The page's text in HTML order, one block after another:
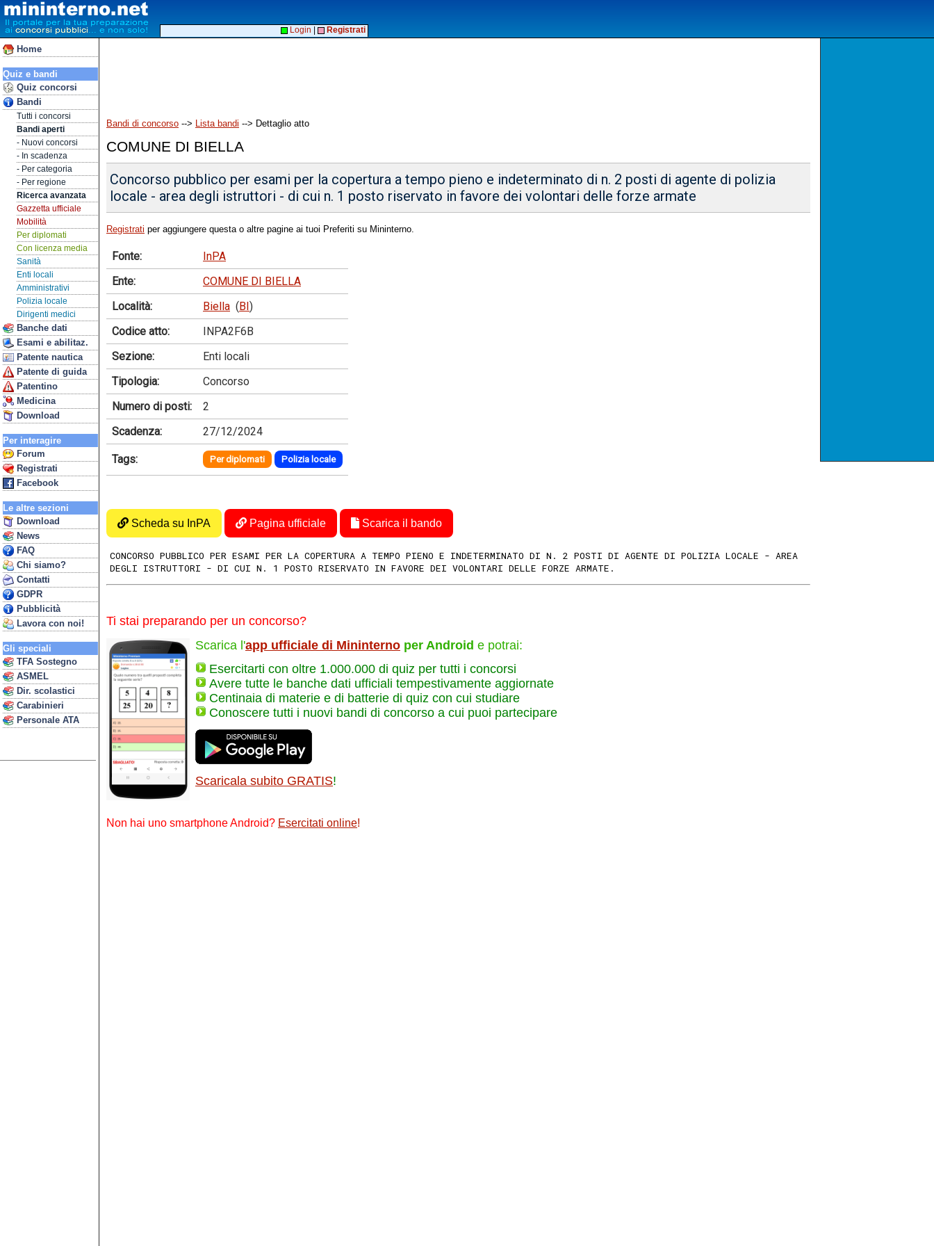
Home
Quiz e bandi
Quiz concorsi
Bandi
Tutti i concorsi
Bandi aperti
- Nuovi concorsi
- In scadenza
- Per categoria
- Per regione
Ricerca avanzata
Gazzetta ufficiale
Mobilità
Per diplomati
Con licenza media
Sanità
Enti locali
Amministrativi
Polizia locale
Dirigenti medici
Banche dati
Esami e abilitaz.
Patente nautica
Patente di guida
Patentino
Medicina
Download
Per interagire
Forum
Registrati
Facebook
Le altre sezioni
Download
News
FAQ
Chi siamo?
Contatti
GDPR
Pubblicità
Lavora con noi!
Gli speciali
TFA Sostegno
ASMEL
Dir. scolastici
Carabinieri
Personale ATA
Login Registrati
Bandi di concorso --> Lista bandi --> Dettaglio atto
COMUNE DI BIELLA
Concorso pubblico per esami per la copertura a tempo pieno e indeterminato di n. 2 posti di agente di polizia
locale - area degli istruttori - di cui n. 1 posto riservato in favore dei volontari delle forze armate
Registrati per aggiungere questa o altre pagine ai tuoi Preferiti su Mininterno.
Fonte:
InPA
Ente:
COMUNE DI BIELLA
Località:
Biella (BI)
Codice atto:
INPA2F6B
Sezione:
Enti locali
Tipologia:
Concorso
Numero di posti:
2
Scadenza:
27/12/2024
Tags: Per diplomati Polizia locale
Scheda su InPA Pagina ufficiale Scarica il bando
CONCORSO PUBBLICO PER ESAMI PER LA COPERTURA A TEMPO PIENO E INDETERMINATO DI N. 2 POSTI DI AGENTE DI POLIZIA LOCALE - AREA
DEGLI ISTRUTTORI - DI CUI N. 1 POSTO RISERVATO IN FAVORE DEI VOLONTARI DELLE FORZE ARMATE.
Ti stai preparando per un concorso?
Scarica l'app ufficiale di Mininterno per Android e potrai:
Esercitarti con oltre 1.000.000 di quiz per tutti i concorsi
Avere tutte le banche dati ufficiali tempestivamente aggiornate
Centinaia di materie e di batterie di quiz con cui studiare
Conoscere tutti i nuovi bandi di concorso a cui puoi partecipare
Scaricala subito GRATIS!
Non hai uno smartphone Android? Esercitati online!